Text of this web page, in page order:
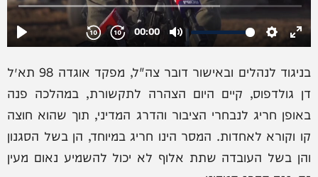
בניגוד לנהלים ובאישור דובר צה"ל, מפקד אוגדה 98 תא״ל
דן גולדפוס, קיים היום הצהרה לתקשורת, במהלכה פנה
באופן חריג לנבחרי הציבור והדרג המדיני, תוך שהוא חוצה
קו וקורא לאחדות. המסר הינו חריג במיוחד, הן בשל הסגנון
והן בשל העובדה שתת אלוף לא יכול להשמיע נאום מעין